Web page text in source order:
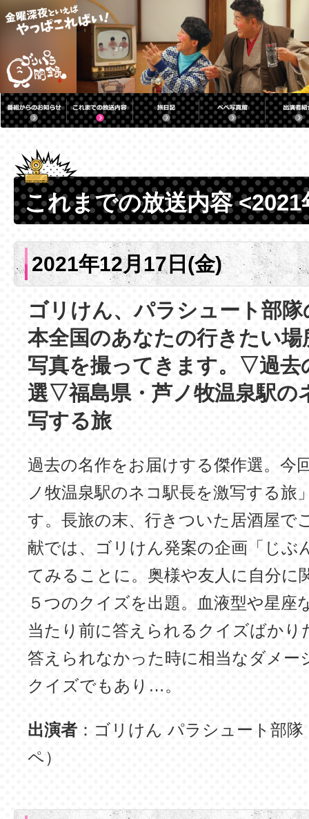
これまでの放送内容 <2021
2021年12月17日(金)
ゴリけん、パラシュート部
本全国のあなたの行きたい場
写真を撮ってきます。▽過去
選▽福島県・芦ノ牧温泉駅の
写する旅
過去の名作をお届けする傑作選。今
ノ牧温泉駅のネコ駅長を激写する旅
す。長旅の末、行きついた居酒屋で
献では、ゴリけん発案の企画「じぶ
てみることに。奥様や友人に自分に
５つのクイズを出題。血液型や星座
当たり前に答えられるクイズばかり
答えられなかった時に相当なダメー
クイズでもあり…。
出演者 ：ゴリけん パラシュート部
ペ）